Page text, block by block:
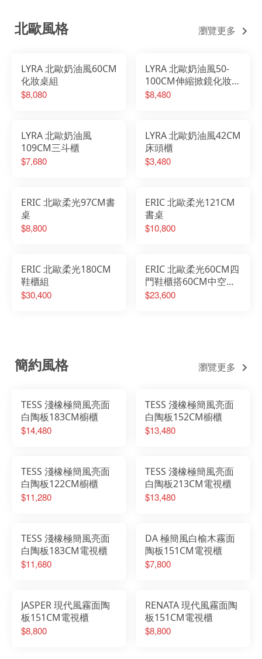
北歐風格 瀏覽更多
LYRA 北歐奶油風60CM
化妝桌組
$8,080
LYRA 北歐奶油風50-
100CM伸縮掀鏡化妝桌
椅組
$8,480
LYRA 北歐奶油風
109CM三斗櫃
$7,680
LYRA 北歐奶油風42CM
床頭櫃
$3,480
ERIC 北歐柔光97CM書
桌
$8,800
ERIC 北歐柔光121CM
書桌
$10,800
ERIC 北歐柔光180CM
鞋櫃組
$30,400
ERIC 北歐柔光60CM四
門鞋櫃搭60CM中空鞋
櫃
$23,600
簡約風格 瀏覽更多
TESS 淺橡極簡風亮面
白陶板183CM櫥櫃
$14,480
TESS 淺橡極簡風亮面
白陶板152CM櫥櫃
$13,480
TESS 淺橡極簡風亮面
白陶板122CM櫥櫃
$11,280
TESS 淺橡極簡風亮面
白陶板213CM電視櫃
$13,480
TESS 淺橡極簡風亮面
白陶板183CM電視櫃
$11,680
DA 極簡風白榆木霧面
陶板151CM電視櫃
$7,800
JASPER 現代風霧面陶
板151CM電視櫃
$8,800
RENATA 現代風霧面陶
板151CM電視櫃
$8,800